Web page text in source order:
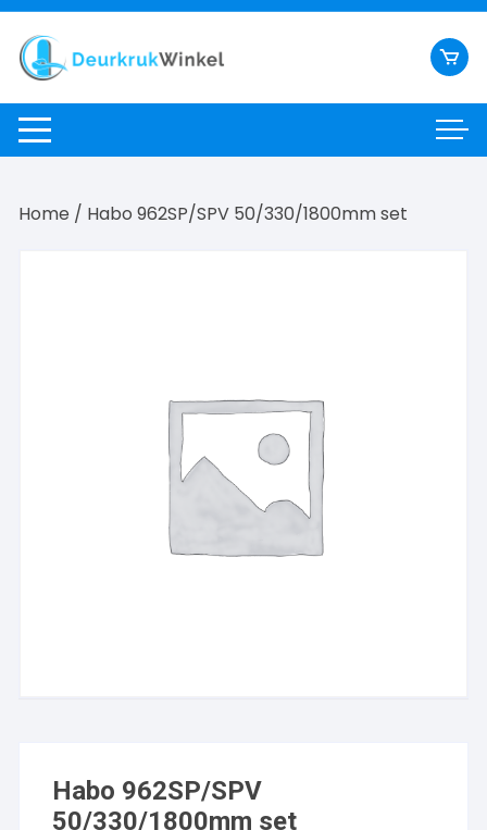
Ga
naar
inhoud
Home / Habo 962SP/SPV 50/330/1800mm set
Habo 962SP/SPV
50/330/1800mm set